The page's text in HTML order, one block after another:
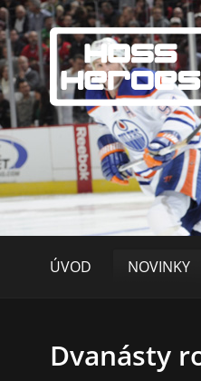
ÚVOD NOVINKY
Dvanásty